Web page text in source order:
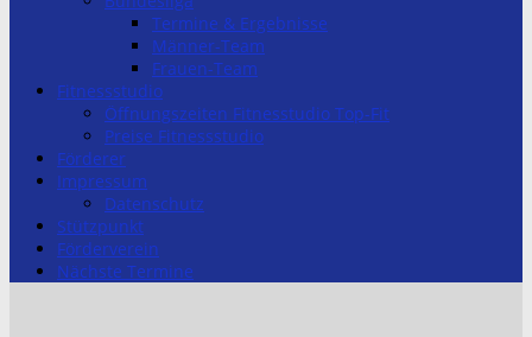
Termine & Ergebnisse
Männer-Team
Frauen-Team
Fitnessstudio
Öffnungszeiten Fitnesstudio Top-Fit
Preise Fitnessstudio
Förderer
Impressum
Datenschutz
Stützpunkt
Förderverein
Nächste Termine